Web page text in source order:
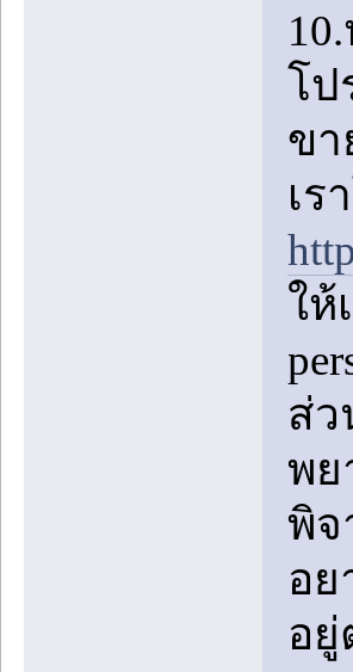
โป
ขา
เร
ให้
ส่ว
พย
พิจ
อย
อยู่